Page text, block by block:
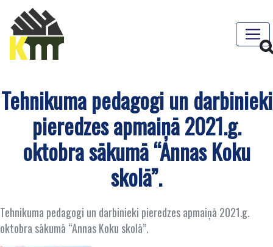
Tehnikuma pedagogi un darbinieki
pieredzes apmaiņā 2021.g.
oktobra sākumā “Annas Koku
skolā”.
Tehnikuma pedagogi un darbinieki pieredzes apmaiņā 2021.g.
oktobra sākumā “Annas Koku skolā”.